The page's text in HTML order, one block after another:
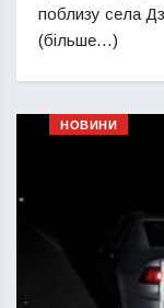
поблизу села
(більше…)
НОВИНИ